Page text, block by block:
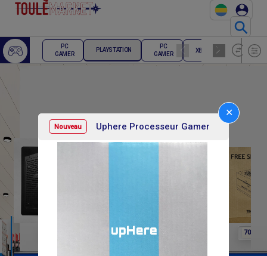
⚲
Nouveau Uphere Processeur Gamer
✕
PC
GAMER
PLAYSTATION
PC
GAMER
XBOX
ECRAN
PC
GAMER
75 000 70 000